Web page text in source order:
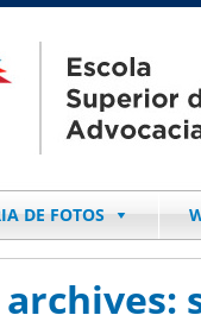
DE FOTOS